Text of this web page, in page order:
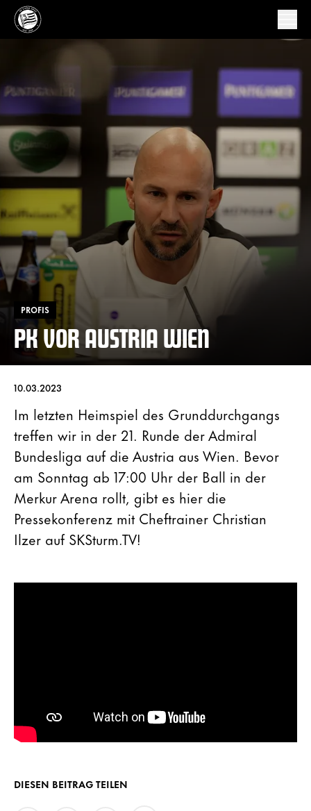
PROFIS
PK VOR AUSTRIA WIEN
10.03.2023
Im letzten Heimspiel des Grunddurchgangs
treffen wir in der 21. Runde der Admiral
Bundesliga auf die Austria aus Wien. Bevor
am Sonntag ab 17:00 Uhr der Ball in der
Merkur Arena rollt, gibt es hier die
Pressekonferenz mit Cheftrainer Christian
Ilzer auf SKSturm.TV!
DIESEN BEITRAG TEILEN